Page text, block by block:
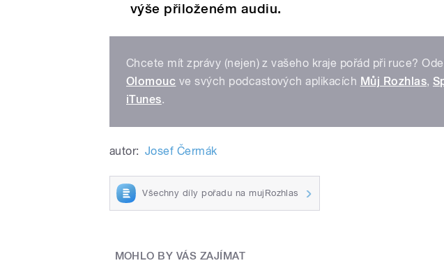
výše přiloženém audiu.
Chcete mít zprávy (nejen) z vašeho kraje pořád při ruce?
Olomouc ve svých podcastových aplikacích Můj Rozhlas,
iTunes.
autor: Josef Čermák
Všechny díly pořadu na mujRozhlas
MOHLO BY VÁS ZAJÍMAT